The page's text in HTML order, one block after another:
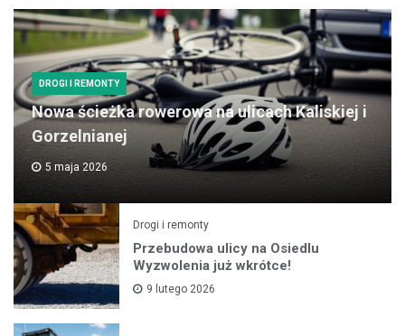
DROGI I REMONTY
Nowa ścieżka rowerowa na ulicach Kaliskiej i
Gorzelnianej
5 maja 2026
Drogi i remonty
Przebudowa ulicy na Osiedlu
Wyzwolenia już wkrótce!
9 lutego 2026